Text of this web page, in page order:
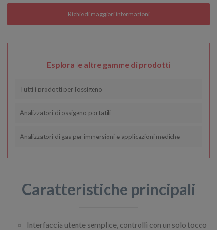
Esplora le altre gamme di prodotti
Tutti i prodotti per l'ossigeno
Analizzatori di ossigeno portatili
Analizzatori di gas per immersioni e applicazioni mediche
Caratteristiche principali
Interfaccia utente semplice, controlli con un solo tocco